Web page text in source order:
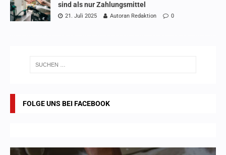
sind als nur Zahlungsmittel
21. Juli 2025 Autoran Redaktion 0
FOLGE UNS BEI FACEBOOK